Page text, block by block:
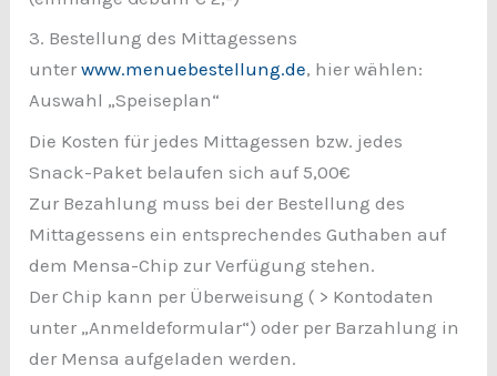
3. Bestellung des Mittagessens
unterwww.menuebestellung.de, hier wählen:
Auswahl „Speiseplan“
Die Kosten für jedes Mittagessen bzw. jedes
Snack-Paket belaufen sich auf 5,00€
Zur Bezahlung muss bei der Bestellung des
Mittagessens ein entsprechendes Guthaben auf
dem Mensa-Chip zur Verfügung stehen.
Der Chip kann per Überweisung ( > Kontodaten
unter „Anmeldeformular“) oder per Barzahlung in
der Mensa aufgeladen werden.